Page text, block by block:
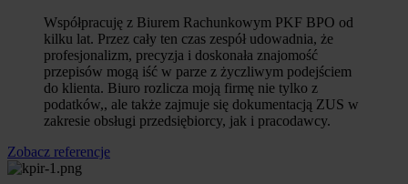
Współpracuję z Biurem Rachunkowym PKF BPO od
kilku lat. Przez cały ten czas zespół udowadnia, że
profesjonalizm, precyzja i doskonała znajomość
przepisów mogą iść w parze z życzliwym podejściem
do klienta. Biuro rozlicza moją firmę nie tylko z
podatków,, ale także zajmuje się dokumentacją ZUS w
zakresie obsługi przedsiębiorcy, jak i pracodawcy.
Zobacz referencje